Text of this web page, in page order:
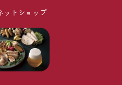
ットショップ